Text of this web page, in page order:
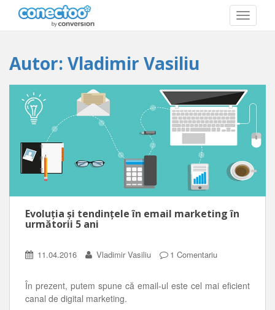
T
O
A
G
I
O
N
Autor: Vladimir Vasiliu
Evoluția și tendințele în email marketing în
următorii 5 ani
11.04.2016 Vladimir Vasiliu 1 Comentariu
În prezent, putem spune că email-ul este cel mai eficient
canal de digital marketing.